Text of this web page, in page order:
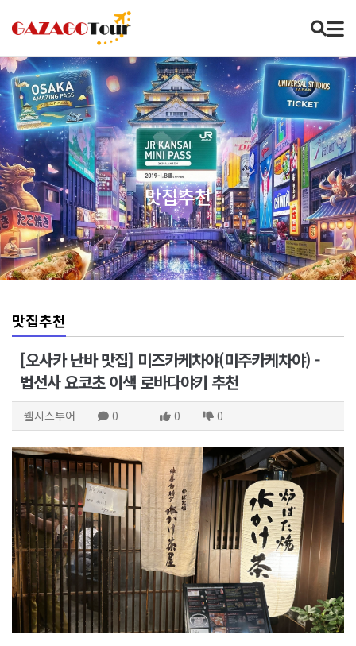
맛집추천
맛집추천
[오사카 난바 맛집] 미즈카케차야(미주카케차야) -
법선사 요코초 이색 로바다야키 추천
웰시스투어 0 0 0